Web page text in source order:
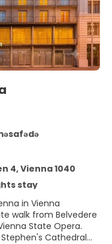
4, Vienna 1040
stay
walk from Belvedere
State Opera.
Cathedral